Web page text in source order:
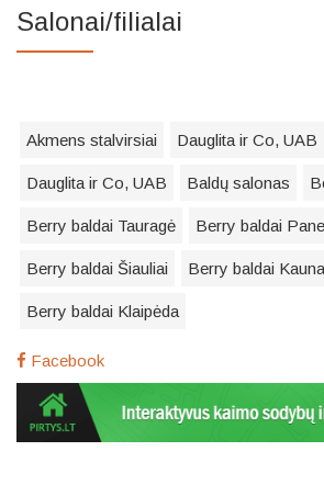
Salonai/filialai
Akmens stalvirsiai Dauglita ir Co, UAB
Dauglita ir Co, UAB Baldų salonas
Berry baldai Tauragė Berry baldai
Berry baldai Šiauliai Berry baldai
Berry baldai Klaipėda
Facebook